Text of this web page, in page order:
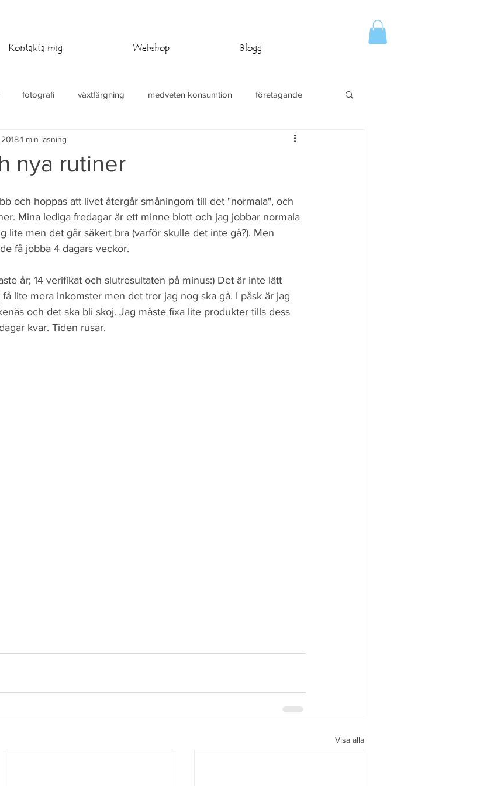
Kontakta mig Webshop Blogg
fotografi växtfärgning medveten konsumtion företagande
stickning virkning
nya rutiner
1 min läsning
och hoppas att livet återgår småningom till det "normala", och
Mina lediga fredagar är ett minne blott och jag jobbar normala
lite men det går säkert bra (varför skulle det inte gå?). Men
få jobba 4 dagars veckor.
år; 14 verifikat och slutresultaten på minus:) Det är inte lätt
lite mera inkomster men det tror jag nog ska gå. I påsk är jag
och det ska bli skoj. Jag måste fixa lite produkter tills dess
kvar. Tiden rusar.
Visa alla